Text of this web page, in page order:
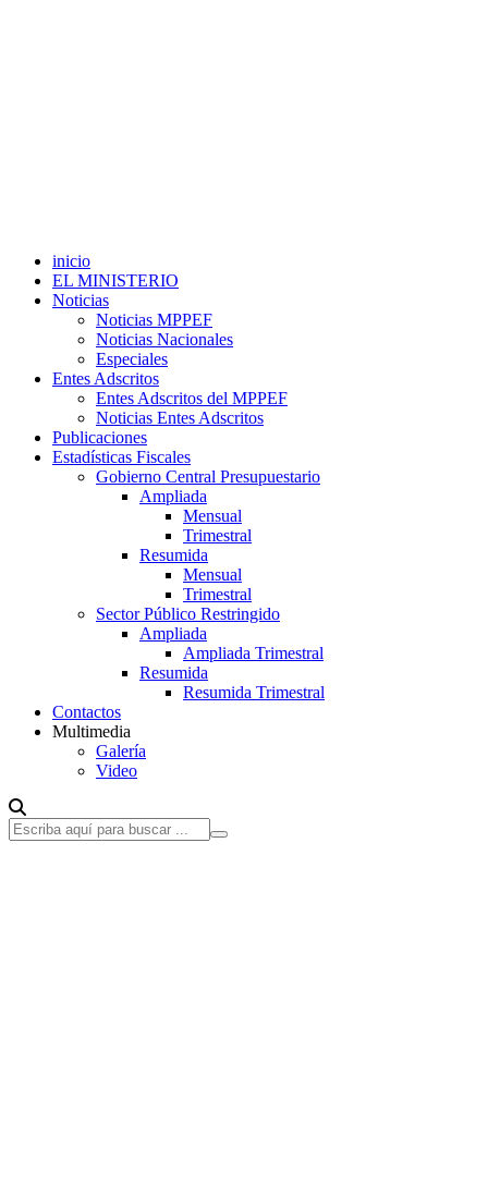
inicio
EL MINISTERIO
Noticias
Noticias MPPEF
Noticias Nacionales
Especiales
Entes Adscritos
Entes Adscritos del MPPEF
Noticias Entes Adscritos
Publicaciones
Estadísticas Fiscales
Gobierno Central Presupuestario
Ampliada
Mensual
Trimestral
Resumida
Mensual
Trimestral
Sector Público Restringido
Ampliada
Ampliada Trimestral
Resumida
Resumida Trimestral
Contactos
Multimedia
Galería
Video